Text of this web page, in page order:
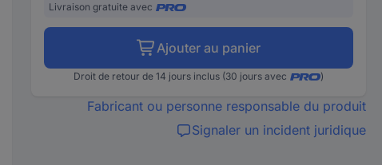
Livraison gratuite avec
Ajouter au panier
Droit de retour de 14 jours inclus (30 jours avec )
Fabricant ou personne responsable du produit
Signaler un incident juridique